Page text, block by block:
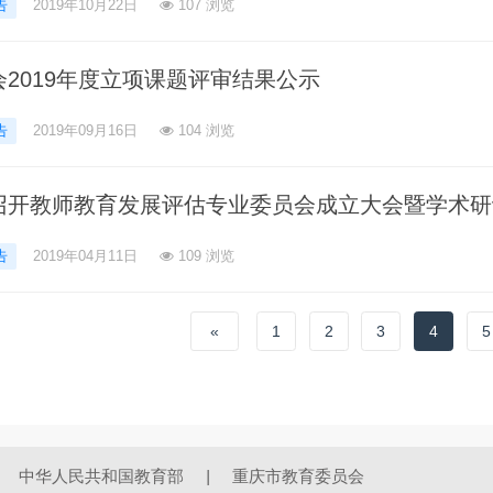
2019年10月22日 107 浏览
2019年度立项课题评审结果公示
2019年09月16日 104 浏览
开教师教育发展评估专业委员会成立大会暨学术
2019年04月11日 109 浏览
« 1 2 3 4 5
中华人民共和国教育部 | 重庆市教育委员会